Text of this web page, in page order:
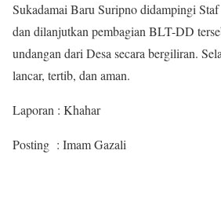
Sukadamai Baru Suripno didampingi Staf
dan dilanjutkan pembagian BLT-DD
undangan dari Desa secara bergiliran.
lancar, tertib, dan aman.
Laporan : Khahar
Posting : Imam Gazali